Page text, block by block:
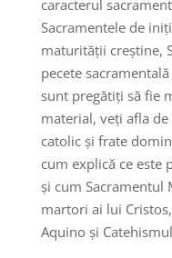
caracterul
Sacramentele de
maturității creștine,
pecete
sunt pregătiți să fie
material, veți afla
catolic și frate
cum explică ce este
și cum Sacramentul
martori ai lui
Aquino și